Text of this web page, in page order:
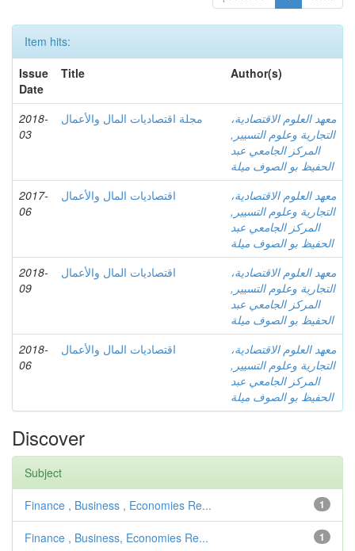
Item hits:
Issue
Date
Title Author(s)
2018-
03
مجلة اقتصاديات المال والأعمال
معهد العلوم الاقتصادية،
التجارية وعلوم التسيير,
المركز الجامعي عبد
الحفيظ بو الصوف ميلة
2017-
06
اقتصاديات المال والأعمال
معهد العلوم الاقتصادية،
التجارية وعلوم التسيير,
المركز الجامعي عبد
الحفيظ بو الصوف ميلة
2018-
09
اقتصاديات المال والأعمال
معهد العلوم الاقتصادية،
التجارية وعلوم التسيير,
المركز الجامعي عبد
الحفيظ بو الصوف ميلة
2018-
06
اقتصاديات المال والأعمال
معهد العلوم الاقتصادية،
التجارية وعلوم التسيير,
المركز الجامعي عبد
الحفيظ بو الصوف ميلة
Discover
Subject
1
Finance , Business , Economies Re...
1
Finance , Business, Economies Re...